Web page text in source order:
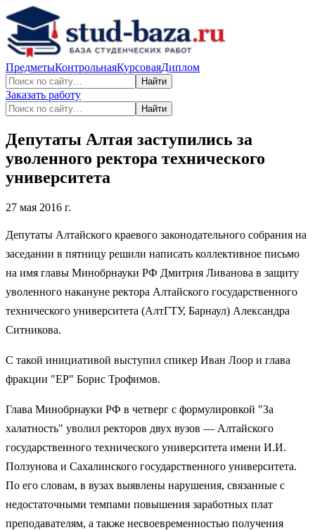
ПредметыКонтрольнаяКурсоваяДиплом
Найти
Заказать работу
Найти
Депутаты Алтая заступились за
уволенного ректора технического
университета
27 мая 2016 г.
Депутаты Алтайского краевого законодательного собрания на
заседании в пятницу решили написать коллективное письмо
на имя главы Минобрнауки РФ Дмитрия Ливанова в защиту
уволенного накануне ректора Алтайского государственного
технического университета (АлтГТУ, Барнаул) Александра
Ситникова.
С такой инициативой выступил спикер Иван Лоор и глава
фракции "ЕР" Борис Трофимов.
Глава Минобрнауки РФ в четверг с формулировкой "За
халатность" уволил ректоров двух вузов — Алтайского
государственного технического университета имени И.И.
Ползунова и Сахалинского государственного университета.
По его словам, в вузах выявлены нарушения, связанные с
недостаточными темпами повышения заработных плат
преподавателям, а также несвоевременностью получения